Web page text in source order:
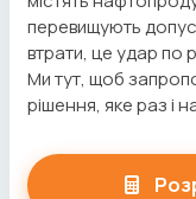
перевищують
втрати, це удар по
Ми тут, щоб
рішення, яке раз і